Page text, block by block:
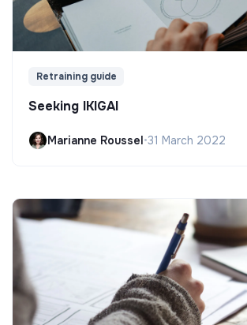
Retraining guide
Seeking IKIGAI
Marianne Roussel•31 March 2022